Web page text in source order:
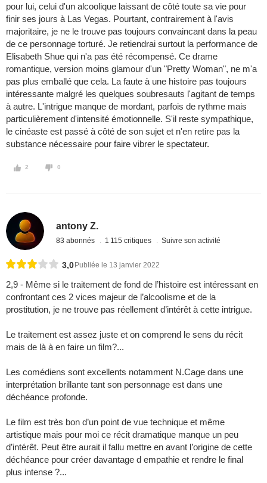
pour lui, celui d'un alcoolique laissant de côté toute sa vie pour
finir ses jours à Las Vegas. Pourtant, contrairement à l'avis
majoritaire, je ne le trouve pas toujours convaincant dans la peau
de ce personnage torturé. Je retiendrai surtout la performance de
Elisabeth Shue qui n'a pas été récompensé. Ce drame
romantique, version moins glamour d'un "Pretty Woman", ne m'a
pas plus emballé que cela. La faute à une histoire pas toujours
intéressante malgré les quelques soubresauts l'agitant de temps
à autre. L'intrigue manque de mordant, parfois de rythme mais
particulièrement d'intensité émotionnelle. S'il reste sympathique,
le cinéaste est passé à côté de son sujet et n'en retire pas la
substance nécessaire pour faire vibrer le spectateur.
2 0
antony Z.
83 abonnés 1 115 critiques Suivre son activité
3,0 Publiée le 13 janvier 2022
2,9 - Même si le traitement de fond de l’histoire est intéressant en
confrontant ces 2 vices majeur de l’alcoolisme et de la
prostitution, je ne trouve pas réellement d’intérêt à cette intrigue.
Le traitement est assez juste et on comprend le sens du récit
mais de là à en faire un film?...
Les comédiens sont excellents notamment N.Cage dans une
interprétation brillante tant son personnage est dans une
déchéance profonde.
Le film est très bon d’un point de vue technique et même
artistique mais pour moi ce récit dramatique manque un peu
d’intérêt. Peut être aurait il fallu mettre en avant l’origine de cette
déchéance pour créer davantage d empathie et rendre le final
plus intense ?...